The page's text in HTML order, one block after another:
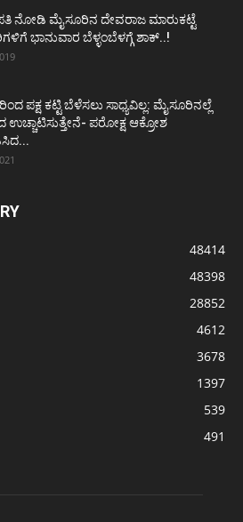
ನೋಡಿ ಮೈಸೂರಿನ ದೇವರಾಜ ಮಾರುಕಟ್ಟೆ
ಭಾನುವಾರ ಬೆಳ್ಳಂಬೆಳಗ್ಗೆ ಶಾಕ್..!
ಪಕ್ಷ ಕಟ್ಟಿ ಬೆಳೆಸಲು ಸಾಧ್ಯವಿಲ್ಲ: ಮೈಸೂರಿನಲ್ಲೆ
ಉಚ್ಚಾಟಿಸುತ್ತೇನೆ- ಪರೋಕ್ಷ ಆಕ್ರೋಶ
48414
48398
28852
4612
3678
1397
539
491